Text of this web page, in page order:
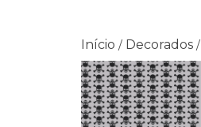
Início / Decorados /